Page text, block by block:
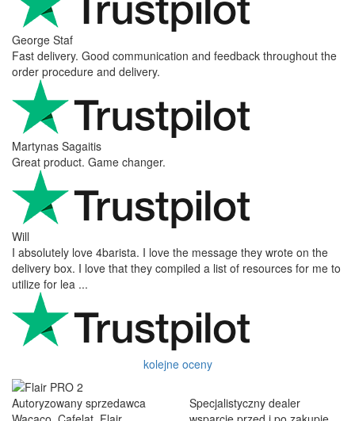
George Staf
Fast delivery. Good communication and feedback throughout the
order procedure and delivery.
Martynas Sagaitis
Great product. Game changer.
Will
I absolutely love 4barista. I love the message they wrote on the
delivery box. I love that they compiled a list of resources for me to
utilize for lea ...
kolejne oceny
Autoryzowany sprzedawca
Specjalistyczny dealer